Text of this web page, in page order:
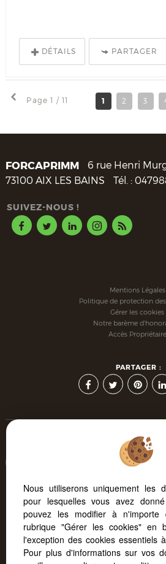
DÉTAILS PARTAGER
Page 1 / 11 1 2 3
FORCAPRIMM
6 rue Henri
73100 AIX LES BAINS Tél. :
SUIVEZ-NOUS !
Mentions Légales
Politique de protection
Gérer les cookies
Notre barème
Accès Propriétaire
PARTAGER :
Afin de vous offrir un confort
votre PC, votre tablette ou votre
Logiciel
Création site
Nous utiliserons uniquement les
pour lesquelles vous avez
pouvez les modifier à
rubrique "Gérer les cookies" en
l'exception des cookies essentiels
Pour plus d'informations sur vos